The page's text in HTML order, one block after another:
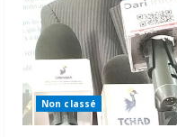
Non classé